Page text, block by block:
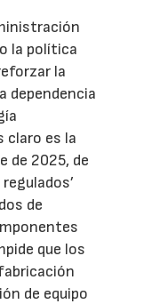
la política
la
dependencia
claro es la
de 2025, de
de
que los
de equipo